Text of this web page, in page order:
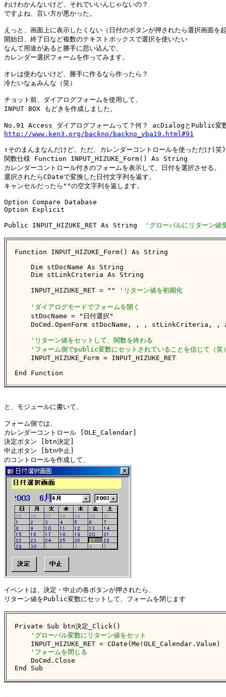
わけわかんないけど、それでいいんじゃないの？
ですよね、言い方が悪かった。
えっと、画面上に表示したくない（日付のボタンが押されたら選択画面を
開始日、終了日など複数のテキストボックスで選択を使いたい
なんて用途があると勝手に思い込んで、
カレンダー選択フォームを作ってみます。
オレは使わないけど、勝手に作るなら作ったら？
冷たいなぁみんな（笑）
チョット前、ダイアログフォームを使用して、
INPUT BOX もどきを作成しました。
http://www.ken3.org/backno/backno_vba19.html#91
↑そのまんまなんだけど、ただ、カレンダーコントロールを使っただけ(笑)
関数仕様 Function INPUT_HIZUKE_Form() As String
カレンダーコントロール付きのフォームを表示して、日付を選択させる。
選択されたらCDateで変換した日付文字列を返す。
キャンセルだったら""の空文字列を返します。
Option Compare Database
Option Explicit
Public INPUT_HIZUKE_RET As String 'グローバルにリターン値
Function INPUT_HIZUKE_Form() As String
    Dim stDocName As String
    Dim stLinkCriteria As String
    INPUT_HIZUKE_RET = ""
'リターン値を初期化
'ダイアログモードでフォームを開く
    stDocName = "日付選択"
DoCmd.OpenForm stDocName, , , stLinkCriteria, ,
'リターン値をセットして、関数を終わる
'フォーム側でpublic変数にセットされていることを信じて（笑
    INPUT_HIZUKE_Form = INPUT_HIZUKE_RET
End Function
と、モジュールに書いて、
フォーム側では、
カレンダーコントロール [OLE_Calendar]
決定ボタン [btn決定]
中止ボタン [btn中止]
イベントは、決定・中止の各ボタンが押されたら、
リターン値をPublic変数にセットして、フォームを閉じます
Private Sub btn決定_Click()
'グローバル変数にリターン値をセット
    INPUT_HIZUKE_RET = CDate(Me!OLE_Calendar.Value)
'フォームを閉じる
    DoCmd.Close
End Sub